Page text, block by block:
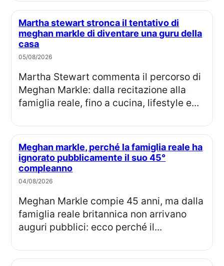
Martha stewart stronca il tentativo di
meghan markle di diventare una guru della
casa
05/08/2026
Martha Stewart commenta il percorso di
Meghan Markle: dalla recitazione alla
famiglia reale, fino a cucina, lifestyle e...
Meghan markle, perché la famiglia reale ha
ignorato pubblicamente il suo 45°
compleanno
04/08/2026
Meghan Markle compie 45 anni, ma dalla
famiglia reale britannica non arrivano
auguri pubblici: ecco perché il...